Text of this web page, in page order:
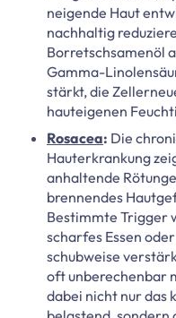
neigende Haut
nachhaltig
Borretschsamenöl
Gamma-
stärkt, die
hauteigenen
Rosacea: Die
Hauterkrankung
anhaltende
brennendes
Bestimmte Trigger
scharfes Essen
schubweise
oft unberechenbar
dabei nicht nur das